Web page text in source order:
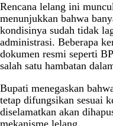
Rencana lelang ini
menunjukkan bahwa
kondisinya sudah tidak
administrasi. Beberapa
dokumen resmi seperti
salah satu hambatan
Bupati menegaskan
tetap difungsikan sesuai
diselamatkan akan